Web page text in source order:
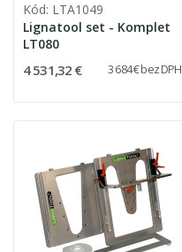
Kód: LTA1049
Lignatool set - Komplet
LT080
4 531,32 € 3 684 € bez DPH